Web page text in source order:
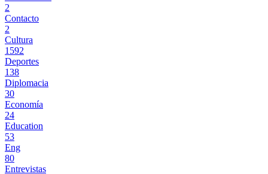
2
Contacto
2
Cultura
1592
Deportes
138
Diplomacia
30
Economía
24
Education
53
Eng
80
Entrevistas